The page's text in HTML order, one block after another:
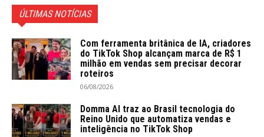
ÚLTIMAS NOTÍCIAS
Com ferramenta britânica de IA, criadores
do TikTok Shop alcançam marca de R$ 1
milhão em vendas sem precisar decorar
roteiros
06/08/2026
Domma AI traz ao Brasil tecnologia do
Reino Unido que automatiza vendas e
inteligência no TikTok Shop